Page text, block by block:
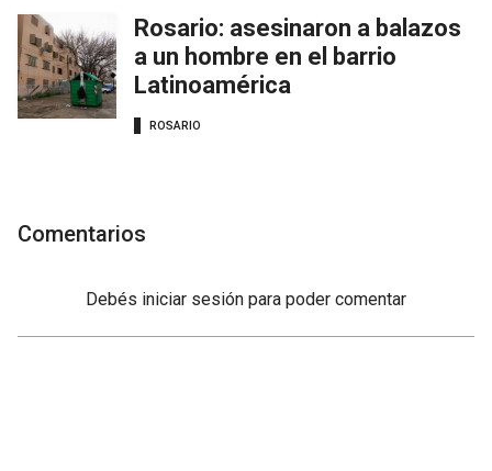
Rosario: asesinaron a balazos
a un hombre en el barrio
Latinoamérica
ROSARIO
Comentarios
Debés iniciar sesión para poder comentar